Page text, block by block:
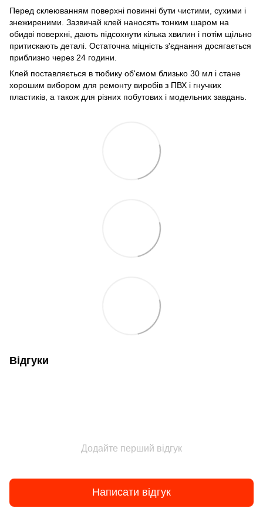
Перед склеюванням поверхні повинні бути чистими, сухими і
знежиреними. Зазвичай клей наносять тонким шаром на
обидві поверхні, дають підсохнути кілька хвилин і потім щільно
притискають деталі. Остаточна міцність з'єднання досягається
приблизно через 24 години.
Клей поставляється в тюбику об'ємом близько 30 мл і стане
хорошим вибором для ремонту виробів з ПВХ і гнучких
пластиків, а також для різних побутових і модельних завдань.
Відгуки
Додайте перший відгук
Написати відгук